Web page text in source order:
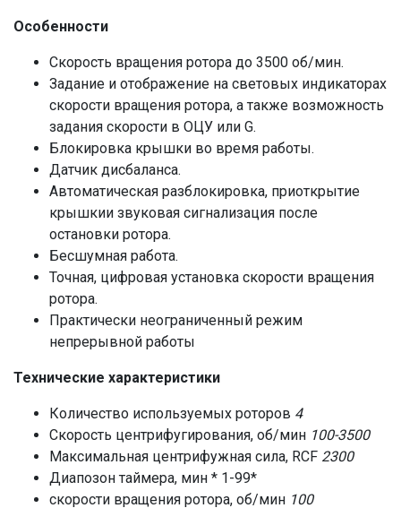
Особенности
Скорость вращения ротора до 3500 об/мин.
Задание и отображение на световых индикаторах
скорости вращения ротора, а также возможность
задания скорости в ОЦУ или G.
Блокировка крышки во время работы.
Датчик дисбаланса.
Автоматическая разблокировка, приоткрытие
крышкии звуковая сигнализация после
остановки ротора.
Бесшумная работа.
Точная, цифровая установка скорости вращения
ротора.
Практически неограниченный режим
непрерывной работы
Технические характеристики
Количество используемых роторов 4
Скорость центрифугирования, об/мин 100-3500
Максимальная центрифужная сила, RCF 2300
Диапозон таймера, мин * 1-99*
скорости вращения ротора, об/мин 100